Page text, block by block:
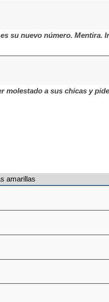
su nuevo número. Mentira.
molestado a sus chicas y
amarillas